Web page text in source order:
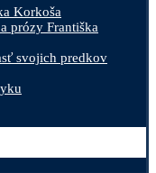
Korkoša
prózy Františka
svojich predkov